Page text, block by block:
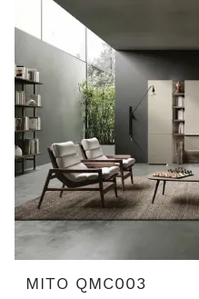
MITO QMC003